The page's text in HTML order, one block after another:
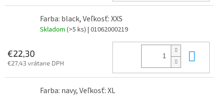
Farba: black, Veľkosť: XXS
Skladom (>5 ks) | 01062000219
€22,30
€27,43 vrátane DPH
Farba: navy, Veľkosť: XL